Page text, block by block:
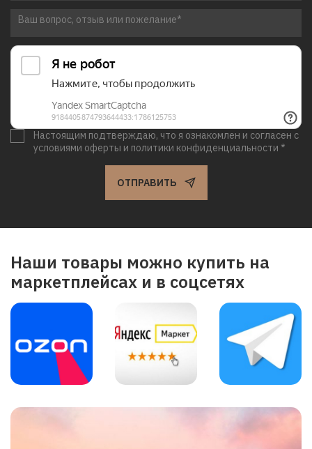
Настоящим подтверждаю, что я ознакомлен и согласен с
условиями оферты и политики конфиденциальности *
ОТПРАВИТЬ
Наши товары можно купить на
маркетплейсах и в соцсетях